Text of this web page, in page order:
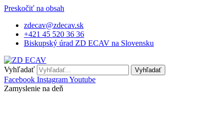
Preskočiť na obsah
zdecav@zdecav.sk
+421 45 520 36 36
Biskupský úrad ZD ECAV na Slovensku
Vyhľadať Vyhľadať
Facebook InstagramYoutube
Zamyslenie na deň